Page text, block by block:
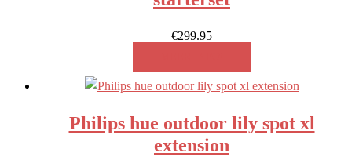
€299.95
Philips hue outdoor lily spot xl
extension